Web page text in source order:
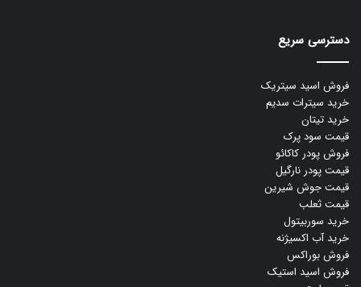
دسترسی سریع
فروش اسید سیتریک
خرید سیترات سدیم
خرید تیتان
قیمت سود پرک
فروش پودر کاکائو
قیمت پودر نارگیل
قیمت جوش شیرین
قیمت ثعلب
خرید سوربیتول
خرید آب اکسیژنه
فروش بوراکس
فروش اسید استیک